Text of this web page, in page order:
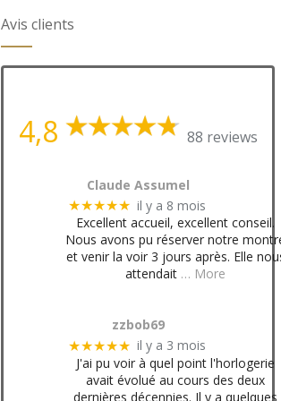
Avis clients
4,8 88 reviews
Claude Assumel
★★★★★ il y a 8 mois
Excellent accueil, excellent conseil.
Nous avons pu réserver notre
et venir la voir 3 jours après. Elle
attendait … More
zzbob69
★★★★★ il y a 3 mois
J'ai pu voir à quel point l'horlogerie
avait évolué au cours des deux
dernières décennies. Il y a quelques